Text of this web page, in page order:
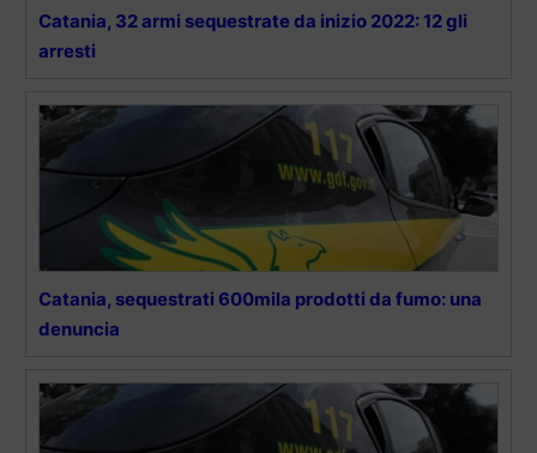
Catania, 32 armi sequestrate da inizio 2022: 12 gli
arresti
Catania, sequestrati 600mila prodotti da fumo: una
denuncia